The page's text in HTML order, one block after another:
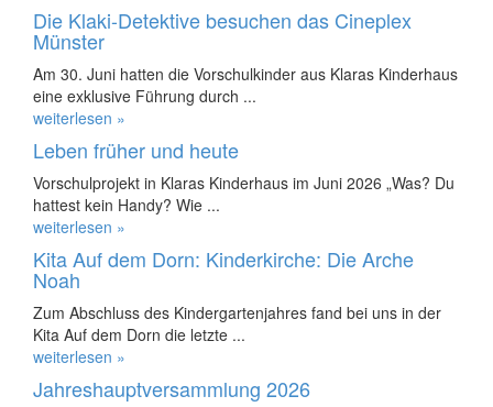
Die Klaki-Detektive besuchen das Cineplex
Münster
Am 30. Juni hatten die Vorschulkinder aus Klaras Kinderhaus
eine exklusive Führung durch ...
weiterlesen »
Leben früher und heute
Vorschulprojekt in Klaras Kinderhaus im Juni 2026 „Was? Du
hattest kein Handy? Wie ...
weiterlesen »
Kita Auf dem Dorn: Kinderkirche: Die Arche
Noah
Zum Abschluss des Kindergartenjahres fand bei uns in der
Kita Auf dem Dorn die letzte ...
weiterlesen »
Jahreshauptversammlung 2026